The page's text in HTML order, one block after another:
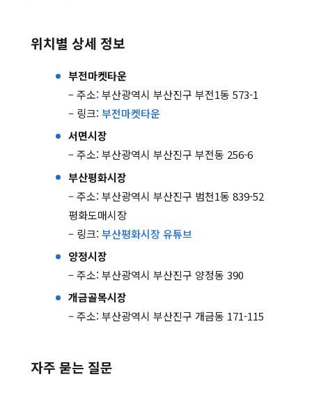
위치별 상세 정보
부전마켓타운
– 주소: 부산광역시 부산진구 부전1동 573-1
– 링크: 부전마켓타운
서면시장
– 주소: 부산광역시 부산진구 부전동 256-6
부산평화시장
– 주소: 부산광역시 부산진구 범천1동 839-52
평화도매시장
– 링크: 부산평화시장 유튜브
양정시장
– 주소: 부산광역시 부산진구 양정동 390
개금골목시장
– 주소: 부산광역시 부산진구 개금동 171-115
자주 묻는 질문